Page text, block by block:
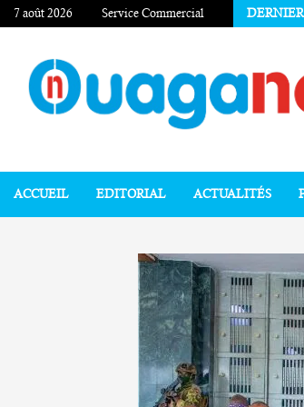
7 août 2026 Service Commercial
ACCUEIL EDITORIAL ACTUALITÉS